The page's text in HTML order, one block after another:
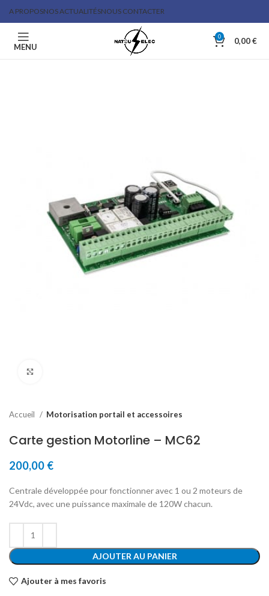
A PROPOSNOS ACTUALITÉSNOUS CONTACTER
MENU
0 0,00€
Accueil Motorisation portail et accessoires
Carte gestion Motorline – MC62
200,00 €
Centrale développée pour fonctionner avec 1 ou 2 moteurs de
24Vdc, avec une puissance maximale de 120W chacun.
AJOUTER AU PANIER
Ajouter à mes favoris